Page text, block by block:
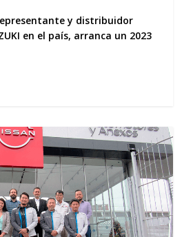
y distribuidor
en el país, arranca un 2023